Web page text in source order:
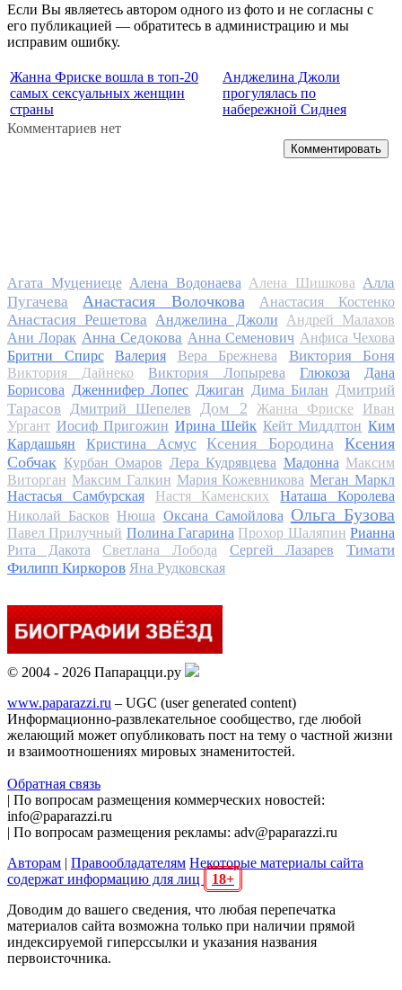
Если Вы являетесь автором одного из фото и не согласны с
его публикацией — обратитесь в администрацию и мы
исправим ошибку.
Жанна Фриске вошла в топ-20
самых сексуальных женщин
страны
Анджелина Джоли
прогулялась по
набережной Сиднея
Комментариев нет
Комментировать
Агата Муцениеце Алена Водонаева Алена Шишкова Алла
Пугачева
Анастасия Волочкова Анастасия Костенко
Анастасия Решетова Анджелина Джоли
Андрей Малахов
Ани Лорак Анна Седокова Анна Семенович Анфиса Чехова
Бритни Спирс
Валерия Вера Брежнева Виктория Боня
Виктория Дайнеко Виктория Лопырева Глюкоза
Дана
Борисова Дженнифер Лопес Джиган Дима Билан Дмитрий
Тарасов
Дмитрий Шепелев Дом 2 Жанна Фриске
Иван
Ургант Иосиф Пригожин Ирина Шейк Кейт Миддлтон Ким
Кардашьян
Кристина Асмус Ксения Бородина
Ксения
Собчак Курбан Омаров Лера Кудрявцева Мадонна Максим
Виторган Максим Галкин Мария Кожевникова Меган Маркл
Настасья Самбурская
Настя Каменских
Наташа Королева
Николай Басков Нюша Оксана Самойлова Ольга Бузова
Павел Прилучный Полина Гагарина Прохор Шаляпин Рианна
Рита Дакота
Светлана Лобода Сергей Лазарев
Тимати
Филипп Киркоров Яна Рудковская
© 2004 - 2026 Папарацци.ру
www.paparazzi.ru – UGC (user generated content)
Информационно-развлекательное сообщество, где любой
желающий может опубликовать пост на тему о частной жизни
и взаимоотношениях мировых знаменитостей.
Обратная связь
| По вопросам размещения коммерческих новостей:
info@paparazzi.ru
| По вопросам размещения рекламы: adv@paparazzi.ru
Авторам | Правообладателям Некоторые материалы сайта
содержат информацию для лиц
18+
Доводим до вашего сведения, что любая перепечатка
материалов сайта возможна только при наличии прямой
индексируемой гиперссылки и указания названия
первоисточника.